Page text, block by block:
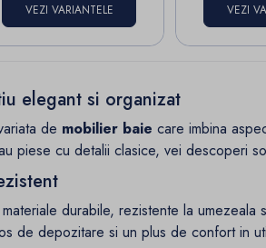
VEZI VARIANTELE VEZI
elegant si organizat
de mobilier baie care imbina
piese cu detalii clasice, vei descoperi
durabile, rezistente la
de depozitare si un plus de confort in